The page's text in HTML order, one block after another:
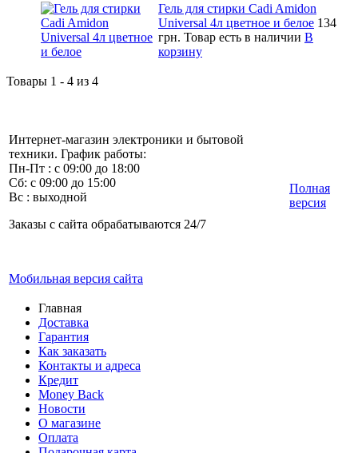
Гель для стирки Cadi Amidon
Universal 4л цветное и белое 134
грн. Товар есть в наличии В
корзину
Товары 1 - 4 из 4
Интернет-магазин электроники и бытовой
техники. График работы:
Пн-Пт : с 09:00 до 18:00
Сб: с 09:00 до 15:00
Вс : выходной
Заказы с сайта обрабатываются 24/7
Мобильная версия сайта
Полная
версия
Главная
Доставка
Гарантия
Как заказать
Контакты и адреса
Кредит
Money Back
Новости
О магазине
Оплата